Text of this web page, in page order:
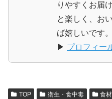
りやすくお届
と楽しく、お
ば嬉しいです。
▶ プロフィー
TOP 衛生・食中毒 食